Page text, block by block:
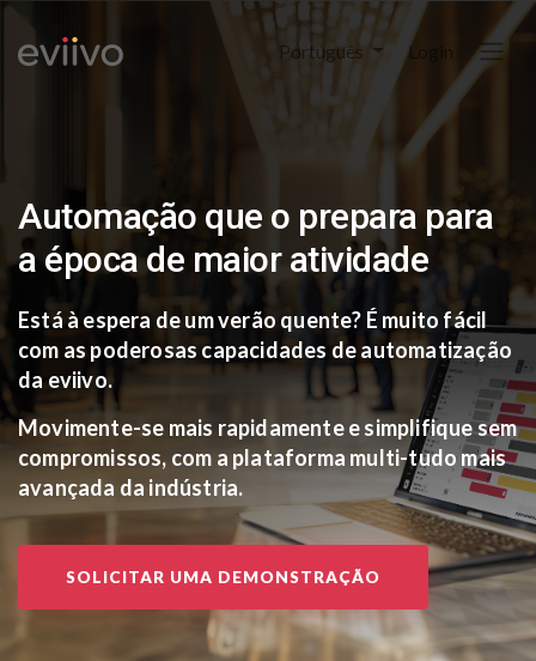
Português Login
Automação que o prepara para
a época de maior atividade​
Está à espera de um verão quente? É muito fácil
com as poderosas capacidades de automatização
da eviivo.
Movimente-se mais rapidamente e simplifique sem
compromissos, com a plataforma multi-tudo mais
avançada da indústria.
SOLICITAR UMA DEMONSTRAÇÃO